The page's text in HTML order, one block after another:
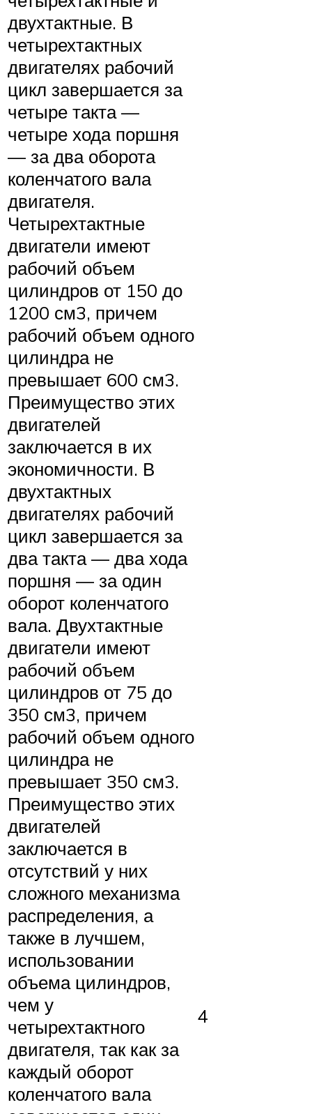
двухтактные. В
четырехтактных
двигателях рабочий
цикл завершается за
четыре такта —
четыре хода поршня
— за два оборота
коленчатого вала
двигателя.
Четырехтактные
двигатели имеют
рабочий объем
цилиндров от 150 до
1200 см3, причем
рабочий объем одного
цилиндра не
превышает 600 см3.
Преимущество этих
двигателей
заключается в их
экономичности. В
двухтактных
двигателях рабочий
цикл завершается за
два такта — два хода
поршня — за один
оборот коленчатого
вала. Двухтактные
двигатели имеют
рабочий объем
цилиндров от 75 до
350 см3, причем
рабочий объем одного
цилиндра не
превышает 350 см3.
Преимущество этих
двигателей
заключается в
отсутствий у них
сложного механизма
распределения, а
также в лучшем,
использовании
объема цилиндров,
чем у
четырехтактного
двигателя, так как за
каждый оборот
коленчатого вала
4